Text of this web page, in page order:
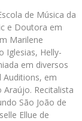
de Música da
e Doutora em
Marilene
Iglesias, Helly-
em diversos
Auditions, em
Recitalista
São João de
Ellue de